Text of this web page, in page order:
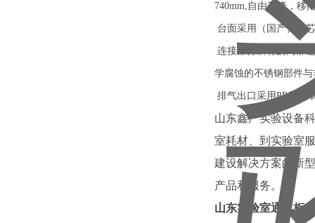
740mm,自由升降，移
台面采用（国产）实
连接部分所有的内部
学腐蚀的不锈钢部件
排气出口采用PP集气
山东鑫广实验设备
室耗材、到实验室
建设解决方案的新
产品和服务。
山东实验室通风柜